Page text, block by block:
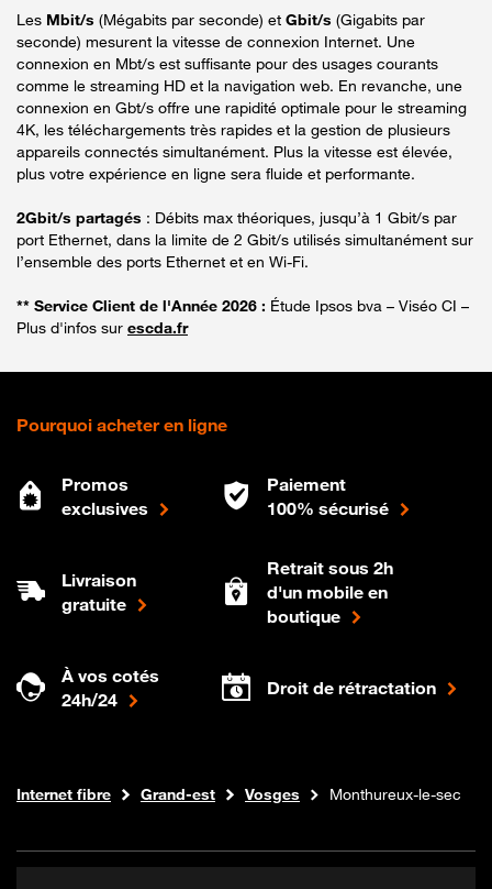
Les Mbit/s (Mégabits par seconde) et Gbit/s (Gigabits par
seconde) mesurent la vitesse de connexion Internet. Une
connexion en Mbt/s est suffisante pour des usages courants
comme le streaming HD et la navigation web. En revanche, une
connexion en Gbt/s offre une rapidité optimale pour le streaming
4K, les téléchargements très rapides et la gestion de plusieurs
appareils connectés simultanément. Plus la vitesse est élevée,
plus votre expérience en ligne sera fluide et performante.
2Gbit/s partagés : Débits max théoriques, jusqu’à 1 Gbit/s par
port Ethernet, dans la limite de 2 Gbit/s utilisés simultanément sur
l’ensemble des ports Ethernet et en Wi-Fi.
** Service Client de l'Année 2026 : Étude Ipsos bva – Viséo CI –
Plus d'infos sur escda.fr
Pourquoi acheter en ligne
Promos
exclusives
Paiement
100% sécurisé
Livraison
gratuite
Retrait sous 2h
d'un mobile en
boutique
À vos cotés
24h/24
Droit de rétractation
Boutique Orange
Internet fibre Grand-est Vosges Monthureux-le-sec